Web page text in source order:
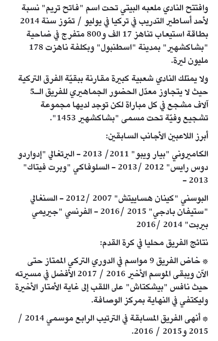
وافتتح النادي ملعبه البيتي تحت اسم "فاتح تريم" نسبة
لأحد أساطير التدريب في تركيا في يوليو / تمّوز سنة 2014
بطاقة استيعاب تناهز 17 الف و800 متفرج في ضاحية
"بشاكشهير" بمدينة "اسطنبول" وبكلفة ناهزت 178
مليون ليرة.
ولا يمتلك النادي شعبية كبيرة مقارنة ببقيّة الفرق التركية
حيث لا يتجاوز معدّل الحضور الجماهيري للفريق الـ5
آلاف مشجع في كل مباراة لكن توجد لديها مجموعة
تشجيع وفيّة تحت مسمى "بشاكشهير 1453".
أبرز اللاعبين الأجانب السابقين:
الكاميروني "بيار ويبو" 2011/ 2013 - البرتغالي "إدواردو
دوس رايس" 2012 /2013 - السلوفاكي "وبرت فيتاك"
2013 -
البوسني "كينان هساييتش" 2007 /2012 - السنغالي
"ستيفان بادجي" 2015 /2016 - الفرنسي "جيريمي
بيربت" 2014 /2016
نتائج الفريق محليا في كرة القدم:
* خاض الفريق 9 مواسم في الدوري التركي الممتاز حتى
الآن ويبقى الموسم الأخير 2016 / 2017 الأفضل في مسيرته
حيث نافس "بيشكتاش" على اللقب إلى غاية الأمتار الأخيرة
وليكتفي في النهاية بمركز الوصافة.
* أنهى الفريق المسابقة في الترتيب الرابع موسمي 2014 /
2015 و2015 / 2016.